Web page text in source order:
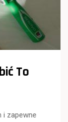
To
i zapewne